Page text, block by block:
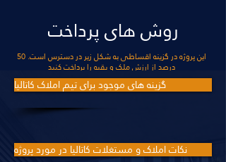
روش های پرداخت
این پروژه در گزینه اقساطی به شکل زیر در دسترس است. 50
درصد از ارزش ملک و بقیه را پرداخت کنید
گزینه های موجود برای تیم املاک کاتالیا
نکات املاک و مستغلات کاتالیا در مورد پروژه